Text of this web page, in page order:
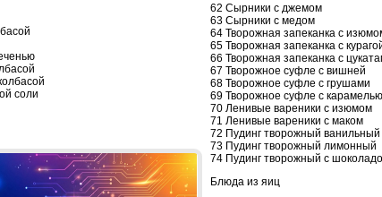
соли
62 Сырники с джемом
63 Сырники с медом
64 Творожная запеканка с
65 Творожная запеканка с
66 Творожная запеканка с
67 Творожное суфле с вишней
68 Творожное суфле с грушами
69 Творожное суфле с карамелью
70 Ленивые вареники с изюмом
71 Ленивые вареники с маком
72 Пудинг творожный ванильный
73 Пудинг творожный лимонный
74 Пудинг творожный с
Блюда из яиц